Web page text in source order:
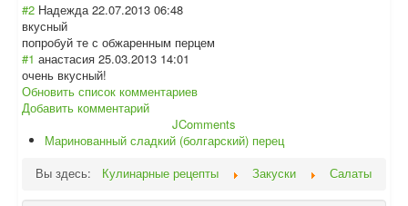
#2 Надежда 22.07.2013 06:48
вкусный
попробуй те с обжаренным перцем
#1 анастасия 25.03.2013 14:01
очень вкусный!
Обновить список комментариев
Добавить комментарий
JComments
Маринованный сладкий (болгарский) перец
Вы здесь:
Кулинарные рецепты Закуски Салаты